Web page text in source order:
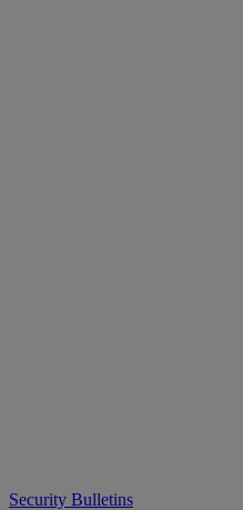
Security Bulletins